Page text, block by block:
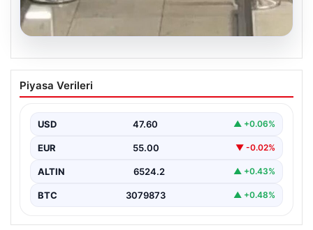
2 Yaşındaki Bebeğin Hayatını Kurtaran
Havalimanı Personeline Ödül
bir olayda, 2 yaşındaki Liam isimli bir çocuğun…
Piyasa Verileri
USD 47.60 ▲ +0.06%
EUR 55.00 ▼ -0.02%
ALTIN 6524.2 ▲ +0.43%
BTC 3079873 ▲ +0.48%